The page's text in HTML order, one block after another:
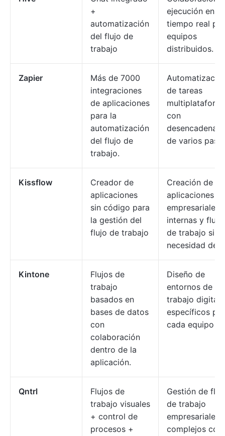
+
automatización
del flujo de
trabajo
ejecución en
tiempo real
equipos
distribuidos.
Zapier
Más de 7000
integraciones
de aplicaciones
para la
automatización
del flujo de
trabajo.
de tareas
con
de varios
Kissflow
Creador de
aplicaciones
sin código para
la gestión del
flujo de trabajo
Creación de
aplicaciones
empresariales
internas y
de trabajo sin
necesidad de
Kintone
Flujos de
trabajo
basados en
bases de datos
con
colaboración
dentro de la
aplicación.
Diseño de
entornos de
trabajo
específicos
cada equipo
Qntrl
Flujos de
trabajo visuales
+ control de
procesos +
Gestión de
de trabajo
empresariales
complejos con